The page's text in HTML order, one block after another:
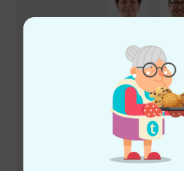
Notre service client est à votre
répondre à toutes vos questions
d'éventuels problèmes après achat.